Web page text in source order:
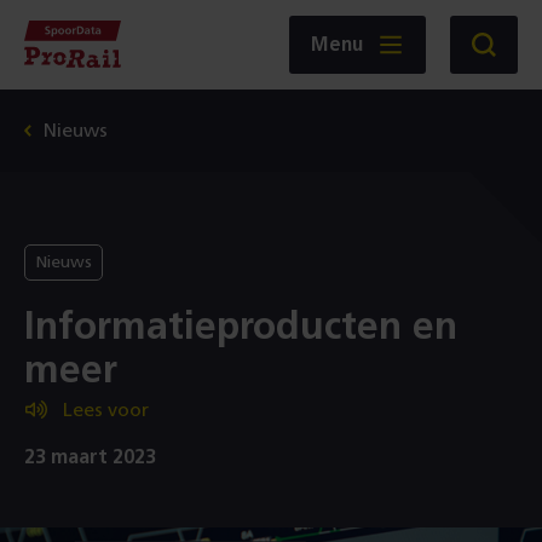
Navigatie
Homepage
ProRail
Menu Zoeken
Nieuws
Informatieproducten en
meer
Nieuws
Lees voor
23 maart 2023